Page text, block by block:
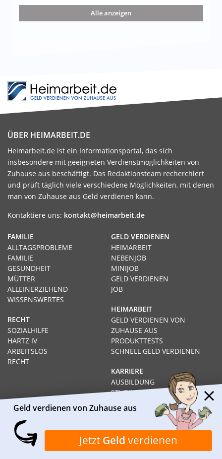
die 15 besten Möglichkeiten
Alle anzeigen
ÜBER HEIMARBEIT.DE
Heimarbeit.de ist ein Informationsportal, das sich
insbesondere mit geeigneten Verdienstmöglichkeiten von
Zuhause aus beschäftigt. Das Redaktionsteam recherchiert
und prüft täglich viele verschiedene Möglichkeiten, mit denen
man von Zuhause aus Geld verdienen kann.
Kontaktiere uns: kontakt@heimarbeit.de
GELD VERDIENEN
HEIMARBEIT
NEBENJOB
MINIJOB
GELD VERDIENEN
JOB
HEIMARBEIT
GELD VERDIENEN VON
ZUHAUSE AUS
PRODUKTTESTS
SCHNELL GELD VERDIENEN
KARRIERE
AUSBILDUNG
STUDIUM
GEHÄLTER
FAMILIE
ALLTAGSPROBLEME
FAMILIE
GESUNDHEIT
MÜTTER
ALLEINERZIEHEND
WISSENSWERTES
RECHT
SOZIALHILFE
HARTZ IV
ARBEITSLOS
RECHT
Impressum Datenschutz Kontakt
Über Heimarbeit.de
© 2026I❶I Heimarbeit.de
Geld verdienen von Zuhause aus
Jetzt Geld verdienen